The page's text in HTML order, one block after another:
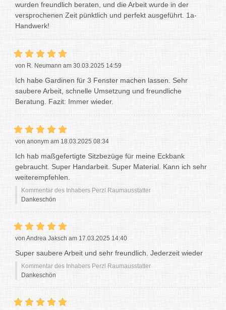
wurden freundlich beraten, und die Arbeit wurde in der
versprochenen Zeit pünktlich und perfekt ausgeführt. 1a-
Handwerk!
von R. Neumann am 30.03.2025 14:59
Ich habe Gardinen für 3 Fenster machen lassen. Sehr
saubere Arbeit, schnelle Umsetzung und freundliche
Beratung. Fazit: Immer wieder.
von anonym am 18.03.2025 08:34
Ich hab maßgefertigte Sitzbezüge für meine Eckbank
gebraucht. Super Handarbeit. Super Material. Kann ich sehr
weiterempfehlen.
Kommentar des Inhabers Perzl Raumausstatter
Dankeschön
von Andrea Jaksch am 17.03.2025 14:40
Super saubere Arbeit und sehr freundlich. Jederzeit wieder
Kommentar des Inhabers Perzl Raumausstatter
Dankeschön